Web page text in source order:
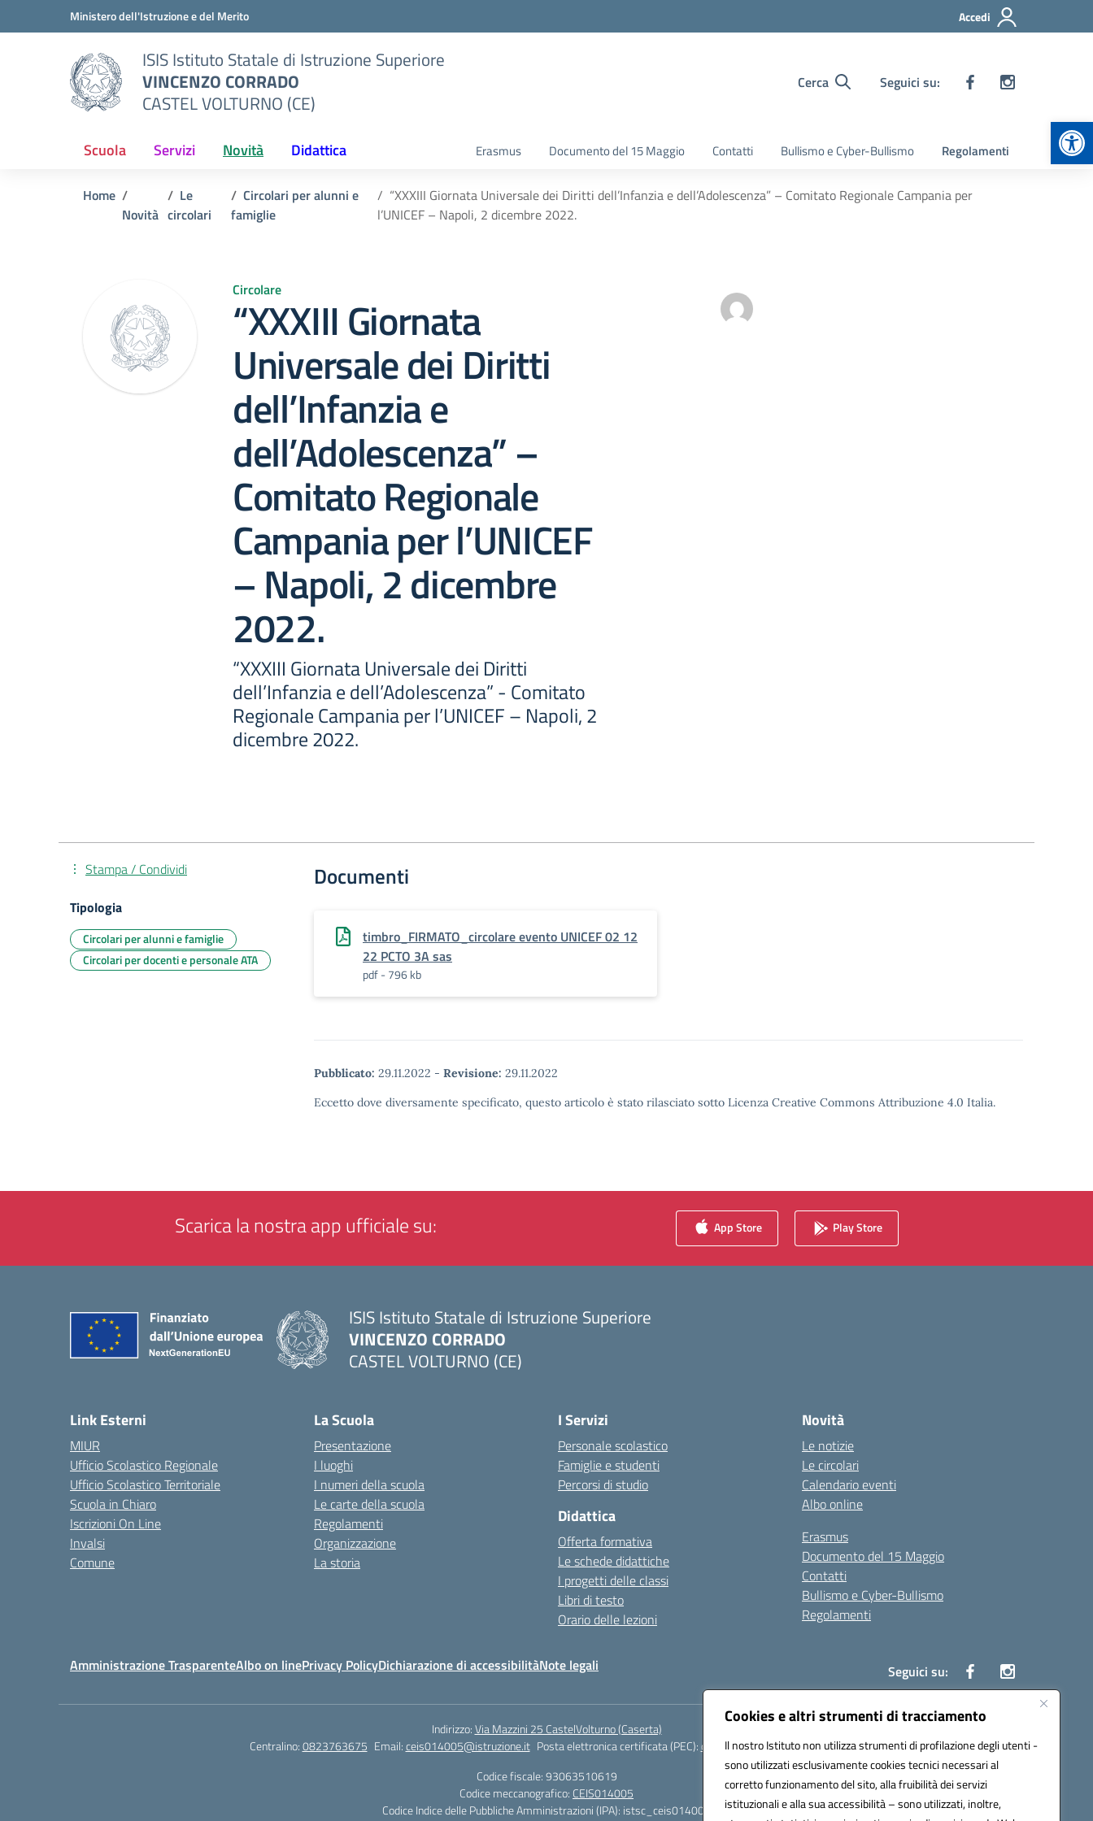
Cookies e altri strumenti di tracciamento
Il nostro Istituto non utilizza strumenti di profilazione degli utenti -
sono utilizzati esclusivamente cookies tecnici necessari al
corretto funzionamento del sito, alla fruibilità dei servizi
istituzionali e alla sua accessibilità – sono utilizzati, inoltre,
Vai ai contenuti
Vai al menu di navigazioneMinistero dell'Istruzione e del Merito Accedi
ISIS Istituto Statale di Istruzione Superiore
VINCENZO CORRADO
CASTEL VOLTURNO (CE)
Cerca Seguici su:
Scuola Servizi Novità Didattica Erasmus Documento del 15 Maggio Contatti Bullismo e Cyber-Bullismo Regolamenti
Home
Novità
Le
circolari
Circolari per alunni e
famiglie
“XXXIII Giornata Universale dei Diritti dell’Infanzia e dell’Adolescenza” – Comitato Regionale Campania per
l’UNICEF – Napoli, 2 dicembre 2022.
Circolare
“XXXIII Giornata
Universale dei Diritti
dell’Infanzia e
dell’Adolescenza” –
Comitato Regionale
Campania per l’UNICEF
– Napoli, 2 dicembre
2022.
“XXXIII Giornata Universale dei Diritti
dell’Infanzia e dell’Adolescenza” - Comitato
Regionale Campania per l’UNICEF – Napoli, 2
dicembre 2022.
Documenti
timbro_FIRMATO_circolare evento UNICEF 02 12
22 PCTO 3A sas
pdf - 796 kb
Pubblicato: 29.11.2022 - Revisione: 29.11.2022
Eccetto dove diversamente specificato, questo articolo è stato rilasciato sotto Licenza Creative Commons Attribuzione 4.0 Italia.
Stampa / Condividi
Tipologia
Circolari per alunni e famiglie
Circolari per docenti e personale ATA
Scarica la nostra app ufficiale su: App Store Play Store
ISIS Istituto Statale di Istruzione Superiore
VINCENZO CORRADO
CASTEL VOLTURNO (CE)
Link Esterni
MIUR
Ufficio Scolastico Regionale
Ufficio Scolastico Territoriale
Scuola in Chiaro
Iscrizioni On Line
Invalsi
Comune
La Scuola
Presentazione
I luoghi
I numeri della scuola
Le carte della scuola
Regolamenti
Organizzazione
La storia
I Servizi
Personale scolastico
Famiglie e studenti
Percorsi di studio
Didattica
Offerta formativa
Le schede didattiche
I progetti delle classi
Libri di testo
Orario delle lezioni
Novità
Le notizie
Le circolari
Calendario eventi
Albo online
Erasmus
Documento del 15 Maggio
Contatti
Bullismo e Cyber-Bullismo
Regolamenti
Amministrazione TrasparenteAlbo on linePrivacy PolicyDichiarazione di accessibilitàNote legali Seguici su:
Indirizzo:Via Mazzini 25 CastelVolturno (Caserta)
Centralino:0823763675 Email:ceis014005@istruzione.it Posta elettronica certificata (PEC):ceis014005@pec.istruzione.it
Codice fiscale: 93063510619
Codice meccanografico: CEIS014005
Codice Indice delle Pubbliche Amministrazioni (IPA): istsc_ceis014005